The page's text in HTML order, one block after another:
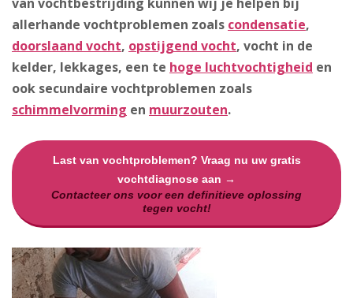
allerhande vochtproblemen zoals condensatie,
doorslaand vocht, opstijgend vocht, vocht in de
kelder, lekkages, een te hoge luchtvochtigheid en
ook secundaire vochtproblemen zoals
schimmelvorming en muurzouten.
Last van vochtproblemen? Vraag nu uw gratis
vochtdiagnose aan →
Contacteer ons voor een definitieve oplossing
tegen vocht!